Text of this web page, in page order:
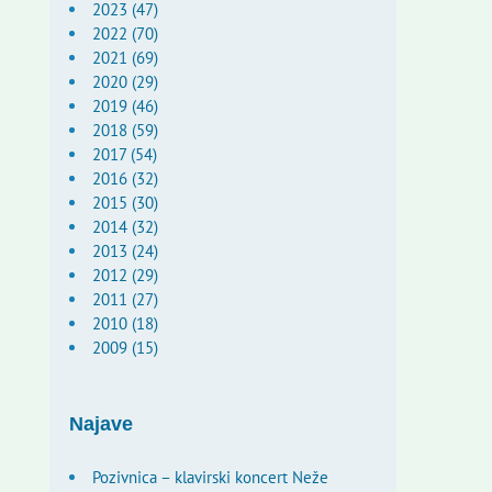
2023 (47)
2022 (70)
2021 (69)
2020 (29)
2019 (46)
2018 (59)
2017 (54)
2016 (32)
2015 (30)
2014 (32)
2013 (24)
2012 (29)
2011 (27)
2010 (18)
2009 (15)
Najave
Pozivnica – klavirski koncert Neže